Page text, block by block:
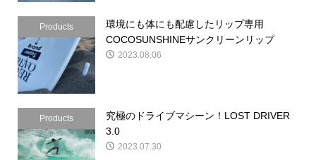
Products
環境にも体にも配慮したリップ専用
COCOSUNSHINEサンクリーンリップ
2023.08.06
Products
究極のドライブマシーン！LOST DRIVER
3.0
2023.07.30